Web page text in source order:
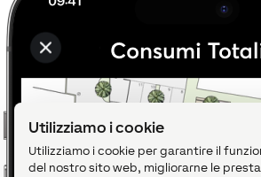
Utilizziamo i cookie
Utilizziamo i cookie per garantire il
del nostro sito web, migliorarne le